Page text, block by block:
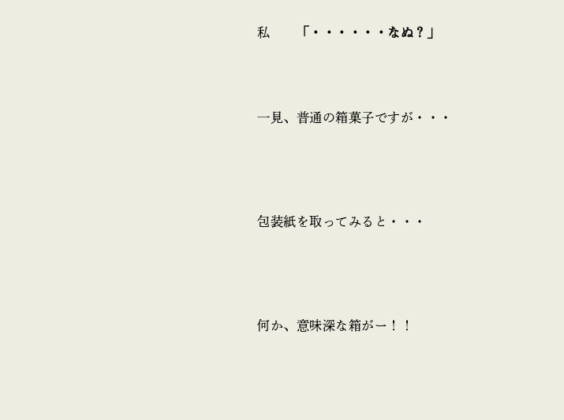
私 「・・・・・・なぬ？」
一見、普通の箱菓子ですが・・・
包装紙を取ってみると・・・
何か、意味深な箱がー！！